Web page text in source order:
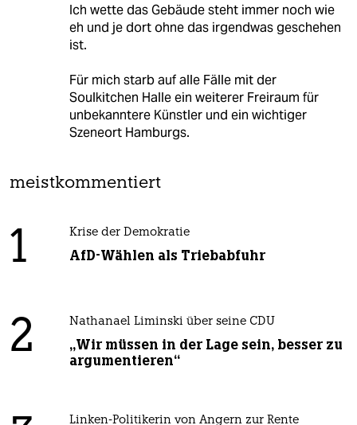
Ich wette das Gebäude steht immer noch wie
eh und je dort ohne das irgendwas geschehen
ist.
Für mich starb auf alle Fälle mit der
Soulkitchen Halle ein weiterer Freiraum für
unbekanntere Künstler und ein wichtiger
Szeneort Hamburgs.
meistkommentiert
1 Krise der Demokratie
AfD-Wählen als Triebabfuhr
2 Nathanael Liminski über seine CDU
„Wir müssen in der Lage sein, besser zu
argumentieren“
Linken-Politikerin von Angern zur Rente